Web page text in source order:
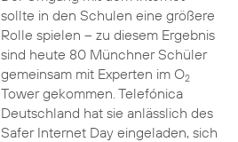
sollte in den Schulen eine größere
Rolle spielen – zu diesem Ergebnis
sind heute 80 Münchner Schüler
gemeinsam mit Experten im O2
Tower gekommen. Telefónica
Deutschland hat sie anlässlich des
Safer Internet Day eingeladen, sich